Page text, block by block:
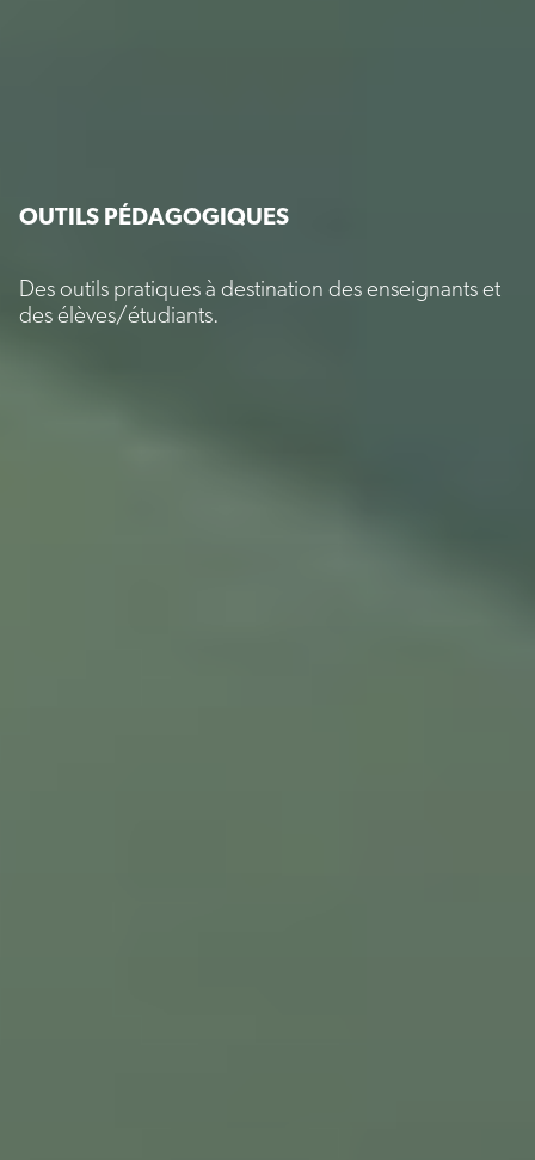
OUTILS PÉDAGOGIQUES
Des outils pratiques à destination des enseignants et
des élèves/étudiants.